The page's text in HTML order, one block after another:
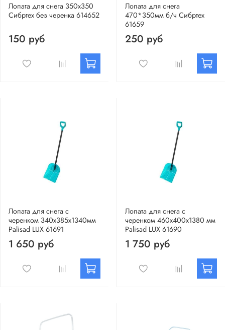
Лопата для снега 350х350
Сибртех без черенка 614652
150 руб
Лопата для снега
470*350мм б/ч Сибртех
61659
250 руб
Лопата для снега с
черенком 340х385х1340мм
Palisad LUX 61691
1 650 руб
Лопата для снега с
черенком 460х400х1380 мм
Palisad LUX 61690
1 750 руб